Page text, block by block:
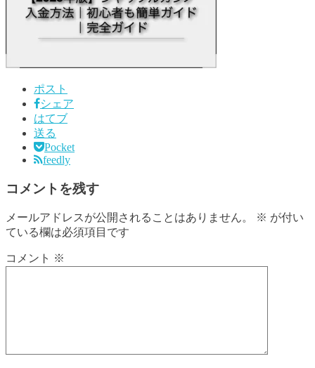
ポスト
シェア
はてブ
送る
Pocket
feedly
コメントを残す
メールアドレスが公開されることはありません。 ※ が付い
ている欄は必須項目です
コメント ※